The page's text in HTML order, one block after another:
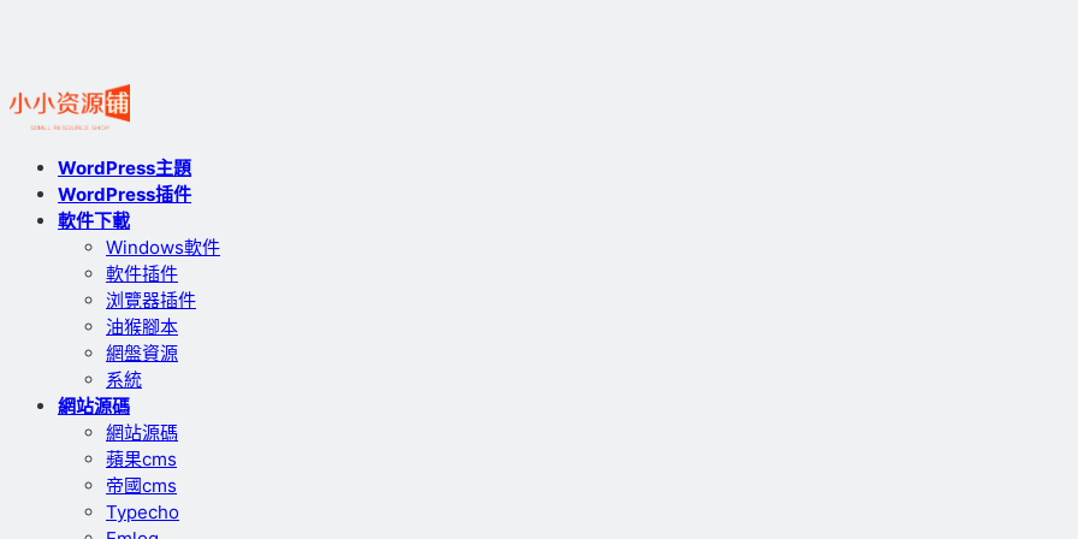
WordPress主題
WordPress插件
軟件下載
Windows軟件
軟件插件
浏覽器插件
油猴腳本
網盤資源
系統
網站源碼
網站源碼
蘋果cms
帝國cms
Typecho